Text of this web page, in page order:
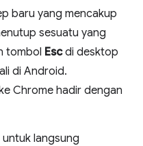
baru yang mencakup
sesuatu yang
tombol Escdi desktop
di Android.
Chrome hadir dengan
untuk langsung